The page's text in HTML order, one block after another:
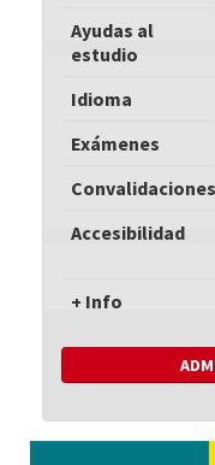
Ayudas al
estudio
Idioma
Exámenes
Convalidaciones
Accesibilidad
+ Info